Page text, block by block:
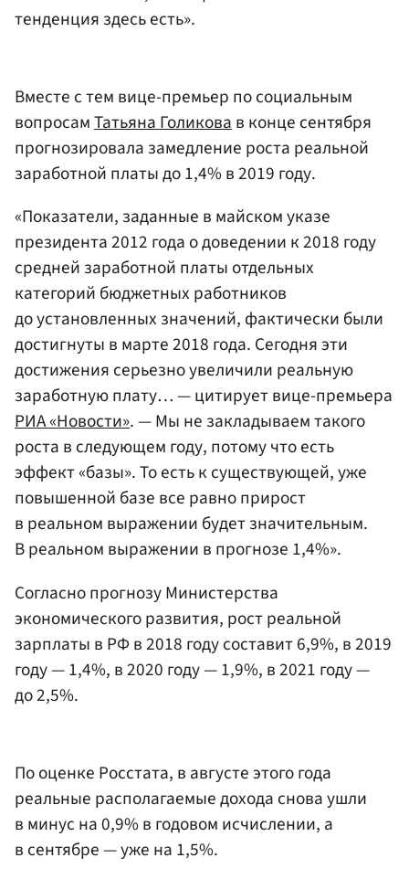
тенденция здесь есть».
Вместе с тем вице-премьер по социальным
вопросамТатьяна Голиковав конце сентября
прогнозировала замедление роста реальной
заработной платы до 1,4% в 2019 году.
«Показатели, заданные в майском указе
президента 2012 года о доведении к 2018 году
средней заработной платы отдельных
категорий бюджетных работников
до установленных значений, фактически были
достигнуты в марте 2018 года. Сегодня эти
достижения серьезно увеличили реальную
заработную плату… — цитирует вице-премьера
РИА «Новости». — Мы не закладываем такого
роста в следующем году, потому что есть
эффект «базы». То есть к существующей, уже
повышенной базе все равно прирост
в реальном выражении будет значительным.
В реальном выражении в прогнозе 1,4%».
Согласно прогнозу Министерства
экономического развития, рост реальной
зарплаты в РФ в 2018 году составит 6,9%, в 2019
году — 1,4%, в 2020 году — 1,9%, в 2021 году —
до 2,5%.
По оценке Росстата, в августе этого года
реальные располагаемые дохода снова ушли
в минус на 0,9% в годовом исчислении, а
в сентябре — уже на 1,5%.